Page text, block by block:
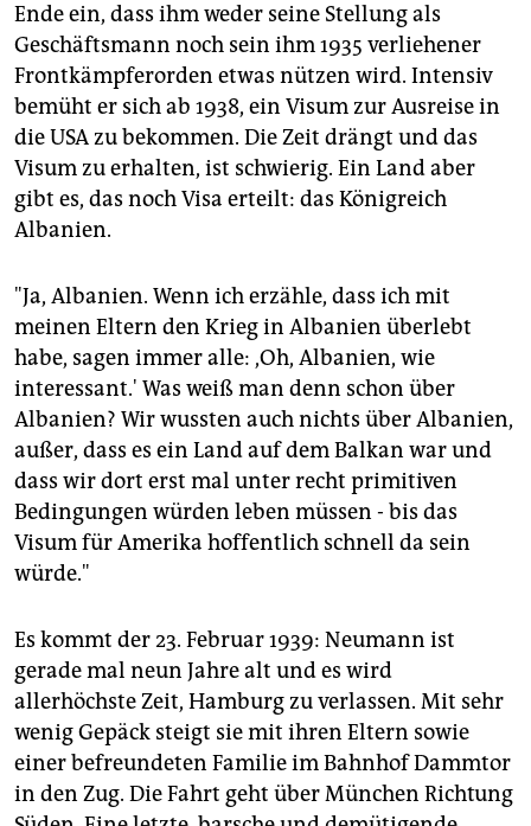
Ende ein, dass ihm weder seine Stellung als
Geschäftsmann noch sein ihm 1935 verliehener
Frontkämpferorden etwas nützen wird. Intensiv
bemüht er sich ab 1938, ein Visum zur Ausreise in
die USA zu bekommen. Die Zeit drängt und das
Visum zu erhalten, ist schwierig. Ein Land aber
gibt es, das noch Visa erteilt: das Königreich
Albanien.
"Ja, Albanien. Wenn ich erzähle, dass ich mit
meinen Eltern den Krieg in Albanien überlebt
habe, sagen immer alle: ,Oh, Albanien, wie
interessant.' Was weiß man denn schon über
Albanien? Wir wussten auch nichts über Albanien,
außer, dass es ein Land auf dem Balkan war und
dass wir dort erst mal unter recht primitiven
Bedingungen würden leben müssen - bis das
Visum für Amerika hoffentlich schnell da sein
würde."
Es kommt der 23. Februar 1939: Neumann ist
gerade mal neun Jahre alt und es wird
allerhöchste Zeit, Hamburg zu verlassen. Mit sehr
wenig Gepäck steigt sie mit ihren Eltern sowie
einer befreundeten Familie im Bahnhof Dammtor
in den Zug. Die Fahrt geht über München Richtung